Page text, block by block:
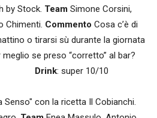
by Stock. Team Simone Corsini,
Chimenti. Commento Cosa c’è di
o tirarsi sù durante la giornata
se preso “corretto” al bar?
4/5 Drink: super 10/10
Senso" con la ricetta Il Cobianchi.